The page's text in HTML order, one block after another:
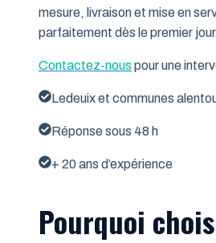
mesure, livraison et mise en
parfaitement dès le premier jour.
Contactez-nous pour une
Ledeuix et communes
Réponse sous 48 h
+ 20 ans d’expérience
Pourquoi